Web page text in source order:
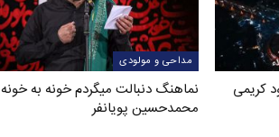
کریمی
مداحی و مولودی
نماهنگ دنبالت ميگردم خونه به خونه
محمدحسین پویانفر